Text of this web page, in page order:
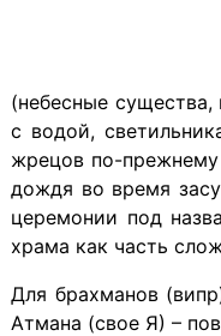
(небесные
с водой,
жрецов по-
дождя во время
церемонии под
храма как часть
Для брахманов
Атмана (свое Я) –